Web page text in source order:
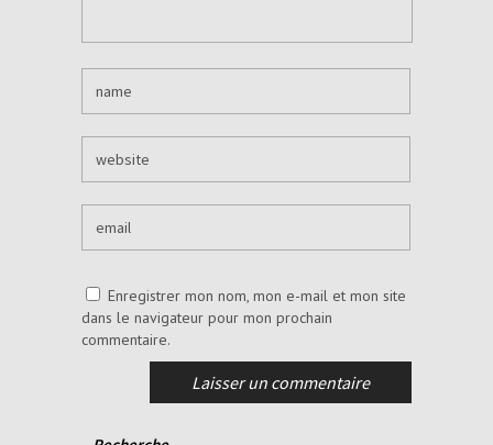
Enregistrer mon nom, mon e-mail et mon site
dans le navigateur pour mon prochain
commentaire.